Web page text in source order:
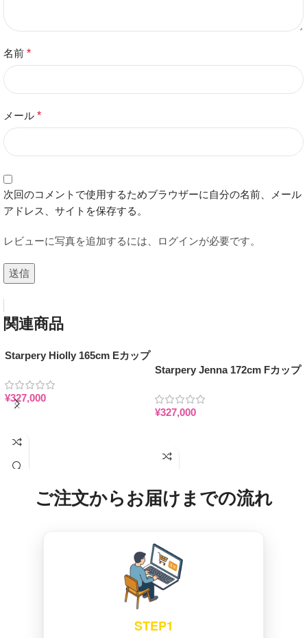
名前 *
メール *
次回のコメントで使用するためブラウザーに自分の名前、メール
アドレス、サイトを保存する。
レビューに写真を追加するには、ログインが必要です。
関連商品
Starpery Hiolly 165cm Eカップ
ン製ラブドール
¥327,000
Starpery Jenna 172cm Fカップ
ール
¥327,000
ご注文からお届けまでの流れ
STEP1